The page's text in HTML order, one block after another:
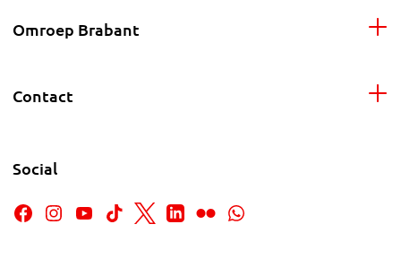
Omroep Brabant
Contact
Social